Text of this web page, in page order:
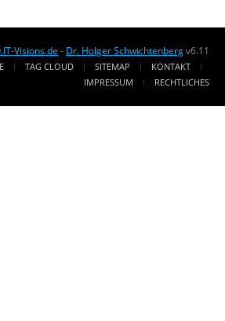
Visions.de - Dr. Holger Schwichtenbergv6.11
TAG CLOUD SITEMAP
KONTAKT
IMPRESSUM
RECHTLICHES